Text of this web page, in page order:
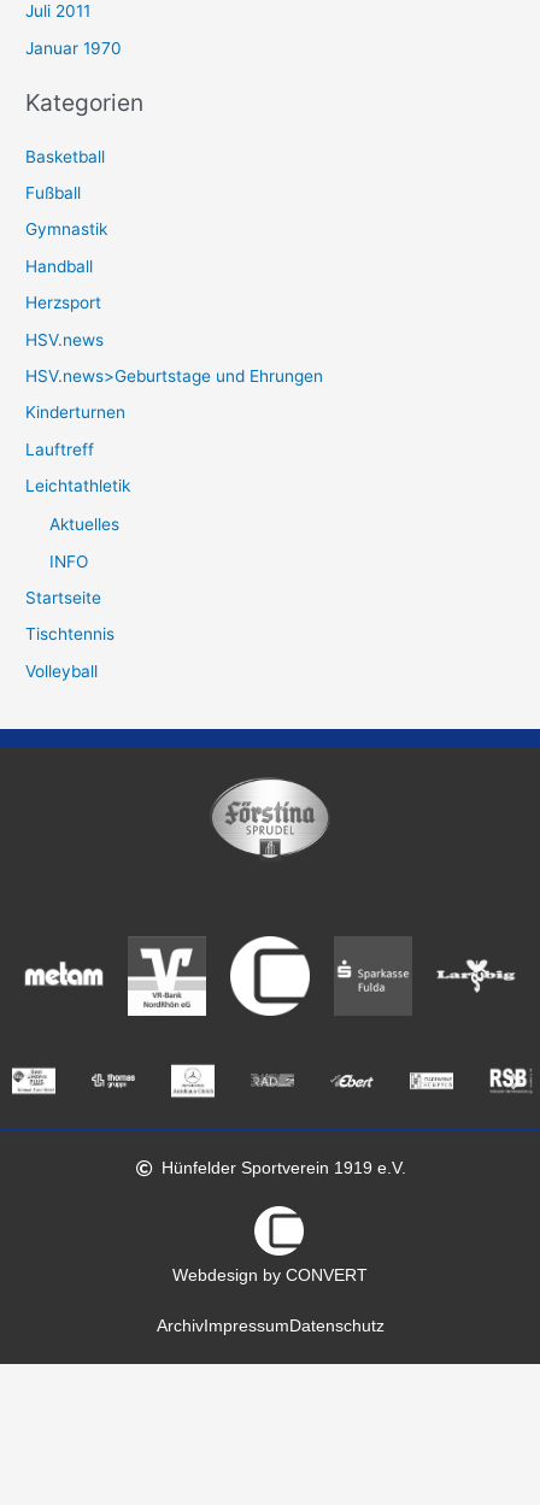
Juli 2011
Januar 1970
Kategorien
Basketball
Fußball
Gymnastik
Handball
Herzsport
HSV.news
HSV.news>Geburtstage und Ehrungen
Kinderturnen
Lauftreff
Leichtathletik
Aktuelles
INFO
Startseite
Tischtennis
Volleyball
Hünfelder Sportverein 1919 e.V.
Webdesign by CONVERT
ArchivImpressum Datenschutz